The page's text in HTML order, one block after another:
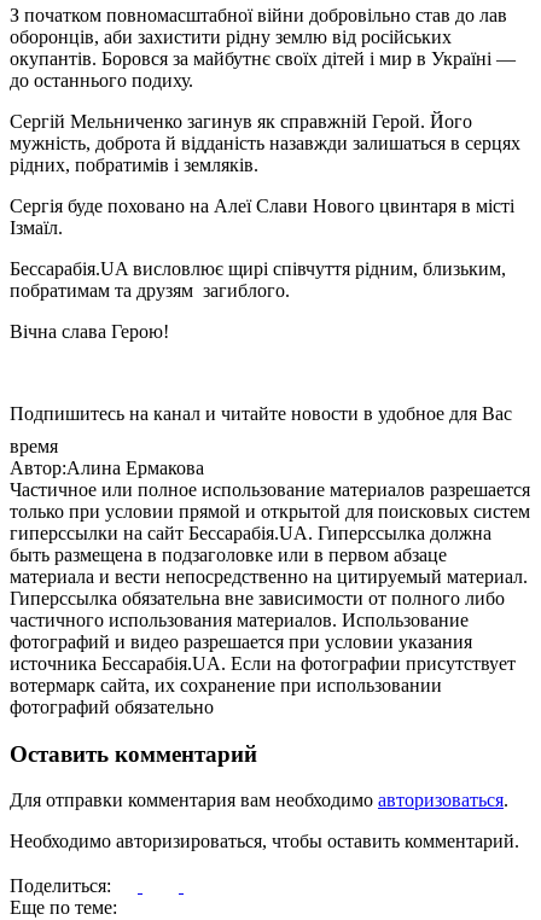
З початком повномасштабної війни добровільно став до лав
оборонців, аби захистити рідну землю від російських
окупантів. Боровся за майбутнє своїх дітей і мир в Україні —
до останнього подиху.
Сергій Мельниченко загинув як справжній Герой. Його
мужність, доброта й відданість назавжди залишаться в серцях
рідних, побратимів і земляків.
Сергія буде поховано на Алеї Слави Нового цвинтаря в місті
Ізмаїл.
Бессарабія.UA висловлює щирі співчуття рідним, близьким,
побратимам та друзям загиблого.
Вічна слава Герою!
Подпишитесь на канал и читайте новости в удобное для Вас
время
Автор:Алина Ермакова
Частичное или полное использование материалов разрешается
только при условии прямой и открытой для поисковых систем
гиперссылки на сайт Бессарабія.UA. Гиперссылка должна
быть размещена в подзаголовке или в первом абзаце
материала и вести непосредственно на цитируемый материал.
Гиперссылка обязательна вне зависимости от полного либо
частичного использования материалов. Использование
фотографий и видео разрешается при условии указания
источника Бессарабія.UA. Если на фотографии присутствует
вотермарк сайта, их сохранение при использовании
фотографий обязательно
Оставить комментарий
Для отправки комментария вам необходимо авторизоваться.
Необходимо авторизироваться, чтобы оставить комментарий.
Поделиться:
Еще по теме: